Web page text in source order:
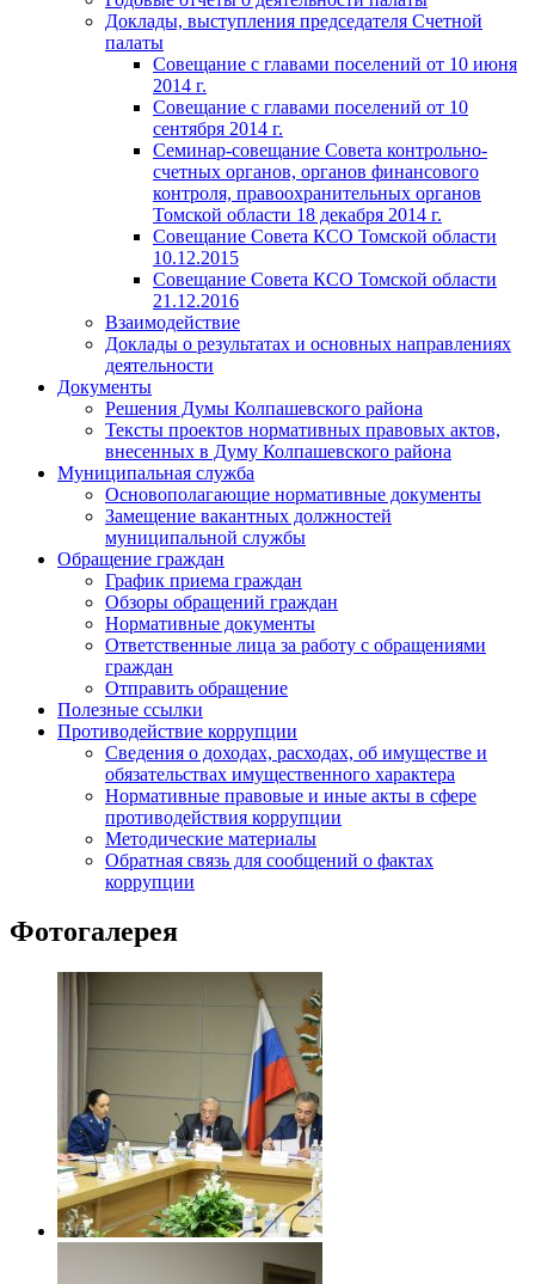
Доклады, выступления председателя Счетной
палаты
Совещание с главами поселений от 10 июня
2014 г.
Совещание с главами поселений от 10
сентября 2014 г.
Семинар-совещание Совета контрольно-
счетных органов, органов финансового
контроля, правоохранительных органов
Томской области 18 декабря 2014 г.
Совещание Совета КСО Томской области
10.12.2015
Совещание Совета КСО Томской области
21.12.2016
Взаимодействие
Доклады о результатах и основных направлениях
деятельности
Документы
Решения Думы Колпашевского района
Тексты проектов нормативных правовых актов,
внесенных в Думу Колпашевского района
Муниципальная служба
Основополагающие нормативные документы
Замещение вакантных должностей
муниципальной службы
Обращение граждан
График приема граждан
Обзоры обращений граждан
Нормативные документы
Ответственные лица за работу с обращениями
граждан
Отправить обращение
Полезные ссылки
Противодействие коррупции
Сведения о доходах, расходах, об имуществе и
обязательствах имущественного характера
Нормативные правовые и иные акты в сфере
противодействия коррупции
Методические материалы
Обратная связь для сообщений о фактах
коррупции
Фотогалерея